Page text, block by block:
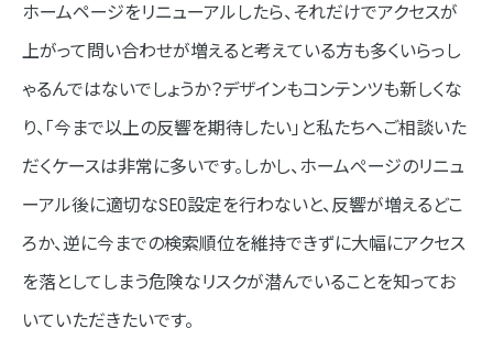
301リダイレクトの具体的な手順
3. 新しいページをいち早く認識させる！主要ページのサーチコ
ンソールからのインデックス作業
なぜインデックス作業が大切なのか？
301リダイレクトを活用した実際のSEO改善例
ホームページをリニューアルしたら、それだけでアクセスが
上がって問い合わせが増えると考えている方も多くいらっし
ゃるんではないでしょうか？デザインもコンテンツも新しくな
り、「今まで以上の反響を期待したい」と私たちへご相談いた
だくケースは非常に多いです。しかし、ホームぺージのリニュ
ーアル後に適切なSEO設定を行わないと、反響が増えるどこ
ろか、逆に今までの検索順位を維持できずに大幅にアクセス
を落としてしまう危険なリスクが潜んでいることを知ってお
いていただきたいです。